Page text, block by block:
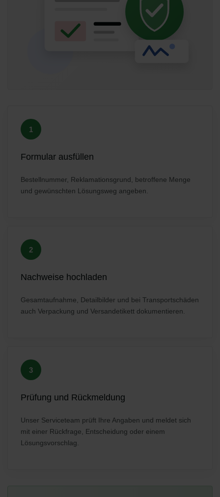
1
Formular ausfüllen
Bestellnummer, Reklamationsgrund, betroffene Menge
und gewünschten Lösungsweg angeben.
2
Nachweise hochladen
Gesamtaufnahme, Detailbilder und bei Transportschäden
auch Verpackung und Versandetikett dokumentieren.
3
Prüfung und Rückmeldung
Unser Serviceteam prüft Ihre Angaben und meldet sich
mit einer Rückfrage, Entscheidung oder einem
Lösungsvorschlag.